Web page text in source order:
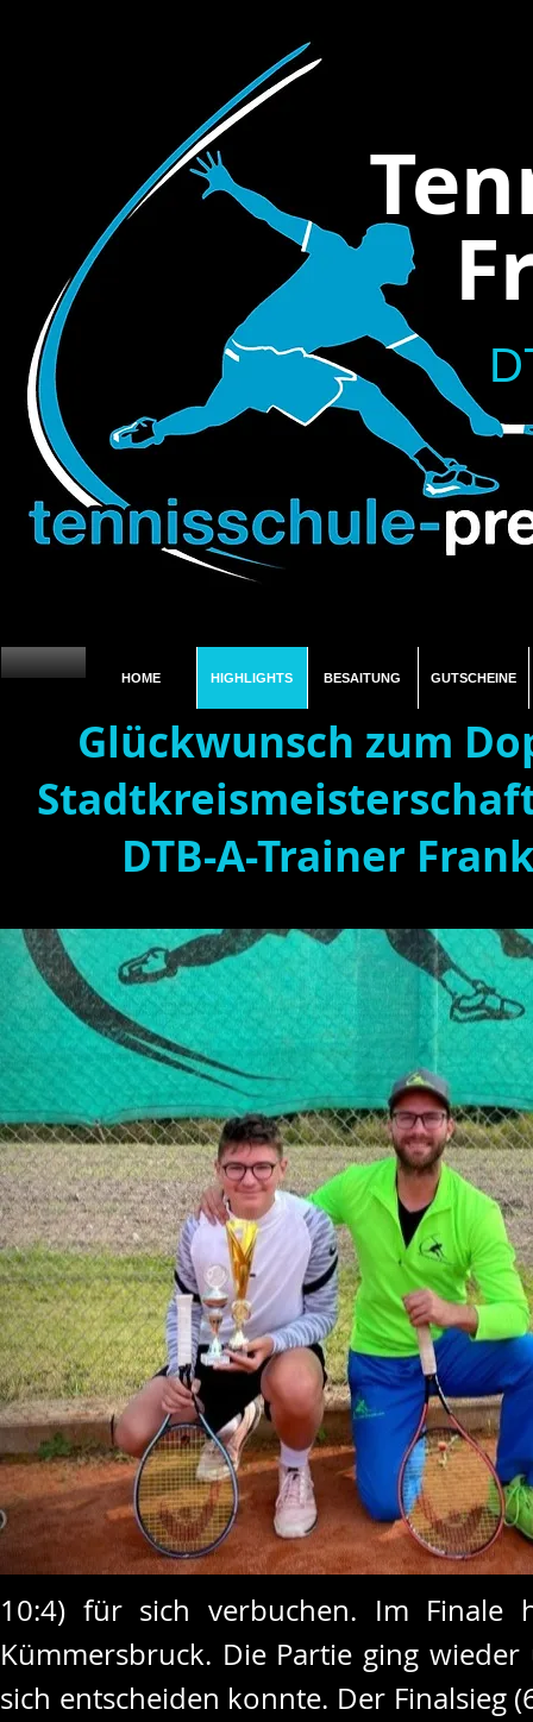
HOME HIGHLIGHTS BESAITUNG GUTSCHEINE
Glückwunsch zum
DTB-A-Trainer
10:4) für sich verbuchen. Im Finale
Kümmersbruck. Die Partie ging
sich entscheiden konnte. Der Finalsieg